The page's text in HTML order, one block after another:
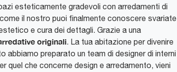
esteticamente gradevoli con arredamenti di
il nostro puoi finalmente conoscere svariate
e cura dei dettagli. Grazie a una
originali. La tua abitazione per divenire
abbiamo preparato un team di designer di interni
quel che concerne design e arredamento, vieni